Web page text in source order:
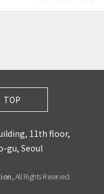
TOP
11th floor,
gu, Seoul
, All Rights Reserved.